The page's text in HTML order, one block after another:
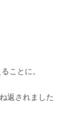
ことに。
返されました